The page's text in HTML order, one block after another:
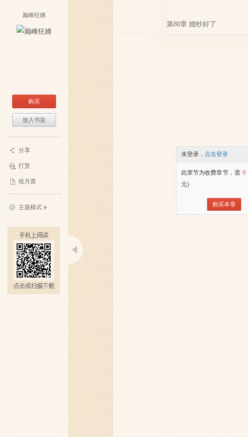
巅峰狂婿
购买
放入书架
分享
打赏
投月票
主题模式
第80章 婚纱好了
未登录， 点击登录
此章节为收费章节，需 9
元)
购买本章